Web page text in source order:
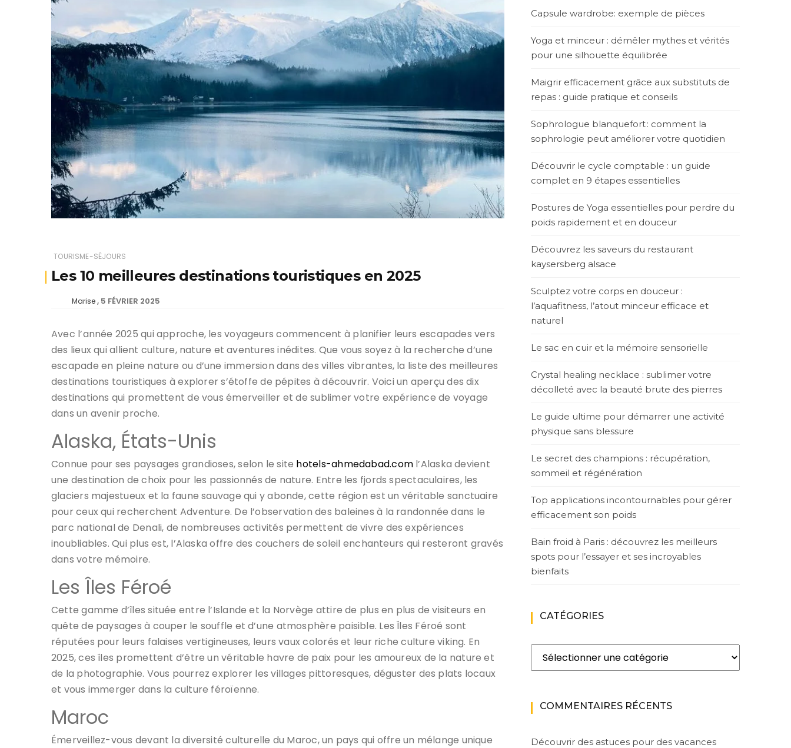
TOURISME-SÉJOURS
Les 10 meilleures destinations touristiques en 2025
Marise 5 FÉVRIER 2025
Avec l’année 2025 qui approche, les voyageurs commencent à planifier leurs escapades vers
des lieux qui allient culture, nature et aventures inédites. Que vous soyez à la recherche d’une
escapade en pleine nature ou d’une immersion dans des villes vibrantes, la liste des meilleures
destinations touristiques à explorer s’étoffe de pépites à découvrir. Voici un aperçu des dix
destinations qui promettent de vous émerveiller et de sublimer votre expérience de voyage
dans un avenir proche.
Alaska, États-Unis
Connue pour ses paysages grandioses, selon le site hotels-ahmedabad.com l’Alaska devient
une destination de choix pour les passionnés de nature. Entre les fjords spectaculaires, les
glaciers majestueux et la faune sauvage qui y abonde, cette région est un véritable sanctuaire
pour ceux qui recherchent Adventure. De l’observation des baleines à la randonnée dans le
parc national de Denali, de nombreuses activités permettent de vivre des expériences
inoubliables. Qui plus est, l’Alaska offre des couchers de soleil enchanteurs qui resteront gravés
dans votre mémoire.
Les Îles Féroé
Cette gamme d’îles située entre l’Islande et la Norvège attire de plus en plus de visiteurs en
quête de paysages à couper le souffle et d’une atmosphère paisible. Les Îles Féroé sont
réputées pour leurs falaises vertigineuses, leurs vaux colorés et leur riche culture viking. En
2025, ces îles promettent d’être un véritable havre de paix pour les amoureux de la nature et
de la photographie. Vous pourrez explorer les villages pittoresques, déguster des plats locaux
et vous immerger dans la culture féroïenne.
Maroc
Émerveillez-vous devant la diversité culturelle du Maroc, un pays qui offre un mélange unique
Capsule wardrobe: exemple de pièces
Yoga et minceur : démêler mythes et vérités
pour une silhouette équilibrée
Maigrir efficacement grâce aux substituts de
repas : guide pratique et conseils
Sophrologue blanquefort : comment la
sophrologie peut améliorer votre quotidien
Découvrir le cycle comptable : un guide
complet en 9 étapes essentielles
Postures de Yoga essentielles pour perdre du
poids rapidement et en douceur
Découvrez les saveurs du restaurant
kaysersberg alsace
Sculptez votre corps en douceur :
l’aquafitness, l’atout minceur efficace et
naturel
Le sac en cuir et la mémoire sensorielle
Crystal healing necklace : sublimer votre
décolleté avec la beauté brute des pierres
Le guide ultime pour démarrer une activité
physique sans blessure
Le secret des champions : récupération,
sommeil et régénération
Top applications incontournables pour gérer
efficacement son poids
Bain froid à Paris : découvrez les meilleurs
spots pour l’essayer et ses incroyables
bienfaits
CATÉGORIES
Catégories
COMMENTAIRES RÉCENTS
Découvrir des astuces pour des vacances